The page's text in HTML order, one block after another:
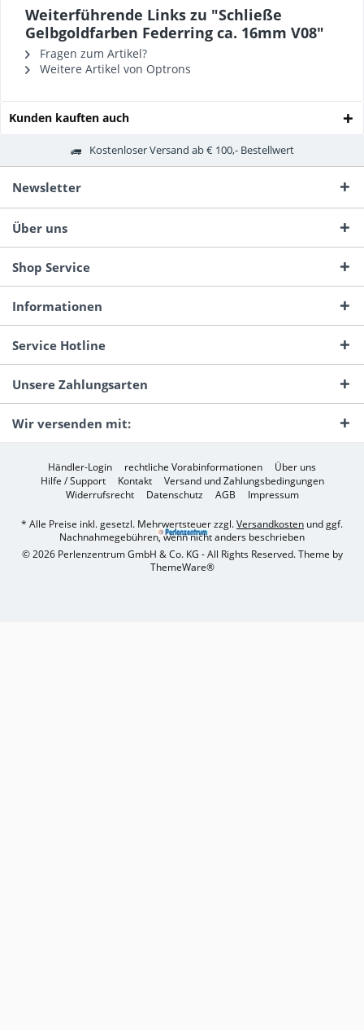
Weiterführende Links zu "Schließe
Gelbgoldfarben Federring ca. 16mm V08"
Fragen zum Artikel?
Weitere Artikel von Optrons
Kunden kauften auch
Kostenloser Versand ab € 100,- Bestellwert
Newsletter
Über uns
Shop Service
Informationen
Service Hotline
Unsere Zahlungsarten
Wir versenden mit:
Händler-Login rechtliche Vorabinformationen
Über uns
Hilfe / Support
Kontakt
Versand und Zahlungsbedingungen
Widerrufsrecht
Datenschutz AGB Impressum
* Alle Preise inkl. gesetzl. Mehrwertsteuer zzgl.Versandkosten und ggf.
Nachnahmegebühren, wenn nicht anders beschrieben
© 2026 Perlenzentrum GmbH & Co. KG - All Rights Reserved. Theme by
ThemeWare®